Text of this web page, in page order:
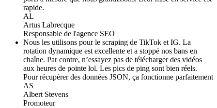
rapide.
AL
Artus Labrecque
Responsable de l'agence SEO
Nous les utilisons pour le scraping de TikTok et IG. La
rotation dynamique est excellente et a stoppé nos bans en
chaîne. Par contre, n’essayez pas de télécharger des vidéos
aux heures de pointe lol. Les pics de ping sont bien réels.
Pour récupérer des données JSON, ça fonctionne parfaitement
AS
Albert Stevens
Promoteur